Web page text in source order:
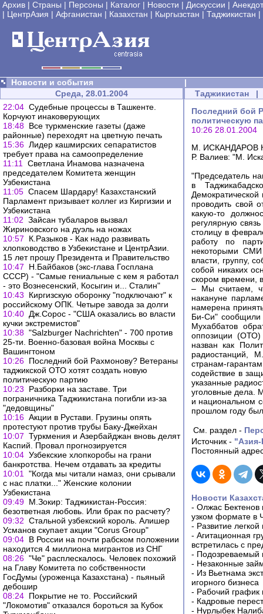
Архив | Страны | Персоны | Каталог | Новости | Дискуссии |
| ЦентрАзия | Афганистан | Казахстан | Кыргызстан | Таджикистан |
Новости и события
|
Среда, 28.01.2004
22:04 Судебные процессы в Ташкенте.
Корчуют инаковерующих
18:48 Все туркменские газеты (даже
районные) переходят на цветную печать
15:36 Лидер кашмирских ceпapaтиcтoв
требует права на caмooпpeдeлeниe
11:11
Светлана Инамова назначена
председателем Комитета женщин
Узбекистана
11:05 Спасем Шардару! Казахстанский
Парламент призывает коллег из Киргизии и
Узбекистана
11:02 Зайсан тубаларов вызвал
Жириновского на дуэль на ножах
10:57
К.Разыков - Как надо развивать
хлопководство в Узбекистане и ЦентрАзии.
15 лет прошу Президента и Правительство
10:47
Н.Байбаков (экс-глава Госплана
СССР) - "Самые гениальные с кем я работал
- это Вознесенский, Косыгин и... Сталин"
10:43
Киргизскую оборонку "подключают" к
российскому ОПК. Четыре завода за долги
10:40 Дж.Сорос - "США оказались во власти
кучки экстремистов"
10:38 "Salzburger Nachrichten" - 700 против
25-ти. Военно-базовая война Москвы с
Вашингтоном
10:26 Последний бой Рахмонову? Ветераны
таджикской ОТО хотят создать новую
политическую партию
10:23
Разборки на заставе. Три
пограничника Таджикистана погибли из-за
"дедовщины"
10:16 Акции в Рустави. Грузины опять
протестуют против трубы Баку-Джейхан
10:07 Туркмения и Азербайджан вновь делят
Каспий. Провал прогнозируется
10:04 Узбекские хлопкоробы на грани
банкротства. Нечем отдавать за кредиты
10:01
"Когда мы читали намаз, они срывали
с нас платки..." Женские колонии
Узбекистана
09:49 М.Зокир: Таджикистан-Россия:
безответная любовь. Или брак по расчету?
09:32 Стальной узбекский король. Алишер
Усманов скупает акции "Corus Group"
09:04 В России на почти рабском положении
находится 4 миллиона мигрантов из СНГ
08:26 "Че" расплескалось. Человек похожий
на Главу Комитета по собственности
ГосДумы (уроженца Казахстана) - пьяный
дебошир
08:24 Покрытие не то. Российский
"Локомотив" отказался бороться за Кубок
Таджикистан
Последний бой
политическую
10:26 28.01.2004
М. ИСКАНДАРОВ
Р. Валиев: "М.
"Председатель
в
проводить свой
какую-то
регулярную
столицу в
работу по
некоторыми СМИ
власти, группу,
собой никаких
скором времени,
– Мы считаем,
накануне
намерена
Би-Си" сообщили
Мухаббатов
оппозиции (ОТО)
назван как
радиостанций,
странам-
содействие в
указанные
уголовные дела.
и национальном
прошлом году
См. раздел -
Источник -
Постоянный
Новости
- Олжас Бектенов
узком формате в
- Развитие
- Агитационная
встретилась с
- Подозреваемый
- Незаконные
- Из Вьетнама
игорного бизнеса
- Рабочий график
- Кадровые
- Нурлыбек